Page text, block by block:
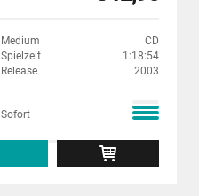
Medium
CD
Spielzeit
1:18:54
Release
2003
Sofort